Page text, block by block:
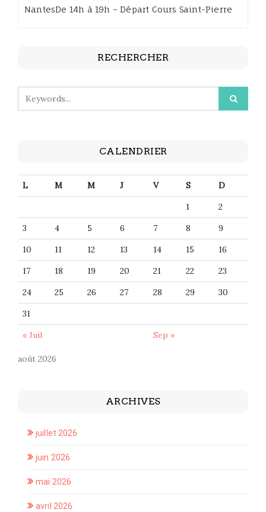
NantesDe 14h à 19h – Départ Cours Saint-Pierre
RECHERCHER
CALENDRIER
août 2026
L M M J V S
D
1
2
3
4 5 6 7 8
9
10
11 12 13 14 15
16
17
18 19 20 21 22
23
24
25 26 27 28 29
30
31
« Juil
Sep »
ARCHIVES
juillet 2026
juin 2026
mai 2026
avril 2026